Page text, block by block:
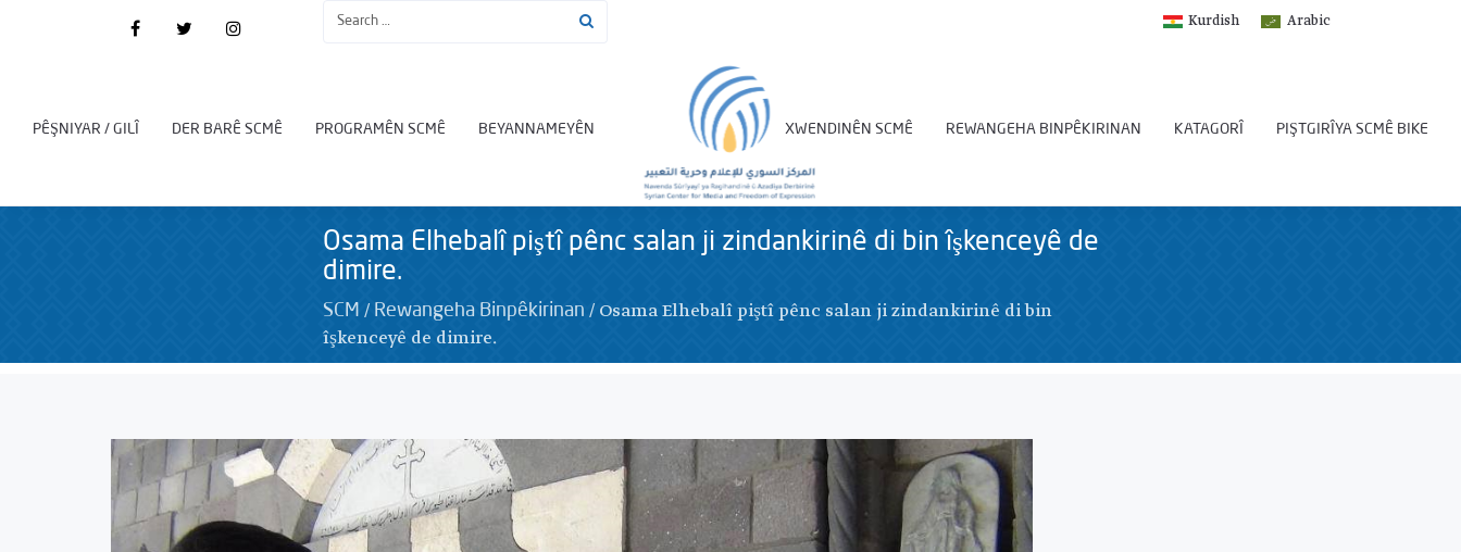
Arabic
Kurdish
PÊŞNIYAR / GILÎ DER BARÊ SCMÊ PROGRAMÊN SCMÊ BEYANNAMEYÊN XWENDINÊN SCMÊ REWANGEHA BINPÊKIRINAN KATAGORÎ PIŞTGIRÎYA SCMÊ BIKE
Osama Elhebalî piştî pênc salan ji zindankirinê di bin îşkenceyê de
dimire.
SCM / Rewangeha Binpêkirinan / Osama Elhebalî piştî pênc salan ji zindankirinê di bin
îşkenceyê de dimire.